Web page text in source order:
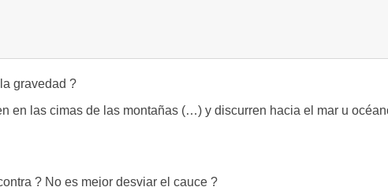
gravedad ?
en las cimas de las montañas (…) y discurren hacia el mar u
? No es mejor desviar el cauce ?